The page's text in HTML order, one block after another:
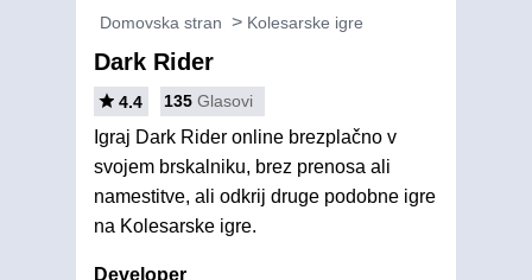
Domovska stran Kolesarske igre
Dark Rider
4.4 135 Glasovi
Igraj Dark Rider online brezplačno v
svojem brskalniku, brez prenosa ali
namestitve, ali odkrij druge podobne igre
na Kolesarske igre.
Developer